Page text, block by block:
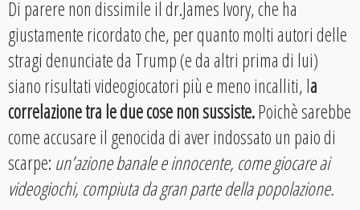
Di parere non dissimile il dr.James Ivory, che ha
giustamente ricordato che, per quanto molti autori delle
stragi denunciate da Trump (e da altri prima di lui)
siano risultati videogiocatori più e meno incalliti, la
correlazione tra le due cose non sussiste.Poichè sarebbe
come accusare il genocida di aver indossato un paio di
scarpe: un’azione banale e innocente, come giocare ai
videogiochi, compiuta da gran parte della popolazione.